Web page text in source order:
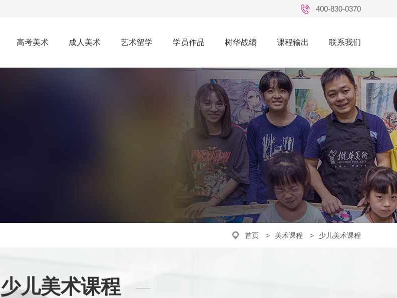
400-830-0370
高考美术 成人美术 艺术留学 学员作品 树华战绩 课程输出 联系我们
首页 美术课程 少儿美术课程
少儿美术课程